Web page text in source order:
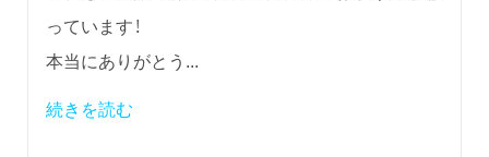
っています！
本当にありがとう...
続きを読む